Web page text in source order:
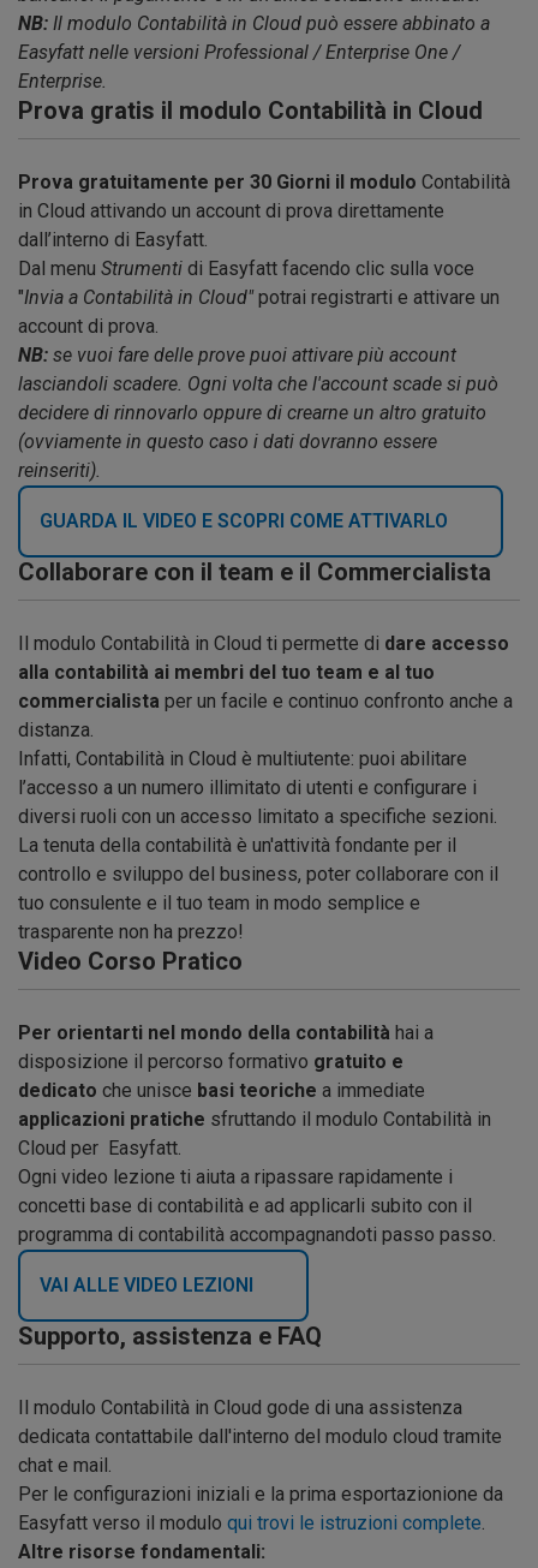
NB: Il modulo Contabilità in Cloud può essere abbinato a
Easyfatt nelle versioni Professional / Enterprise One /
Enterprise.
Prova gratis il modulo Contabilità in Cloud
Prova gratuitamente per 30 Giorni il modulo Contabilità
in Cloud attivando un account di prova direttamente
dall’interno di Easyfatt.
Dal menu Strumenti di Easyfatt facendo clic sulla voce
"Invia a Contabilità in Cloud"potrai registrarti e attivare un
account di prova.
NB: se vuoi fare delle prove puoi attivare più account
lasciandoli scadere. Ogni volta che l'account scade si può
decidere di rinnovarlo oppure di crearne un altro gratuito
(ovviamente in questo caso i dati dovranno essere
reinseriti).
GUARDA IL VIDEO E SCOPRI COME ATTIVARLO
Collaborare con il team e il Commercialista
Il modulo Contabilità in Cloud ti permette di dare accesso
alla contabilità ai membri del tuo team e al tuo
commercialista per un facile e continuo confronto anche a
distanza.
Infatti, Contabilità in Cloud è multiutente: puoi abilitare
l’accesso a un numero illimitato di utenti e configurare i
diversi ruoli con un accesso limitato a specifiche sezioni.
La tenuta della contabilità è un'attività fondante per il
controllo e sviluppo del business, poter collaborare con il
tuo consulente e il tuo team in modo semplice e
trasparente non ha prezzo!
Video Corso Pratico
Per orientarti nel mondo della contabilità hai a
disposizione il percorso formativo gratuito e
dedicato che unisce basi teoriche a immediate
applicazioni pratiche sfruttando il modulo Contabilità in
Cloud per Easyfatt.
Ogni video lezione ti aiuta a ripassare rapidamente i
concetti base di contabilità e ad applicarli subito con il
programma di contabilità accompagnandoti passo passo.
VAI ALLE VIDEO LEZIONI
Supporto, assistenza e FAQ
Il modulo Contabilità in Cloud gode di una assistenza
dedicata contattabile dall'interno del modulo cloud tramite
chat e mail.
Per le configurazioni iniziali e la prima esportazionione da
Easyfatt verso il modulo qui trovi le istruzioni complete.
Altre risorse fondamentali: